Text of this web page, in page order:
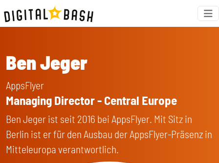
Ben Jeger
AppsFlyer
Managing Director - Central Europe
Ben Jeger ist seit 2016 bei AppsFlyer. Mit Sitz in
Berlin ist er für den Ausbau der AppsFlyer-Präsenz in
Mitteleuropa verantwortlich.